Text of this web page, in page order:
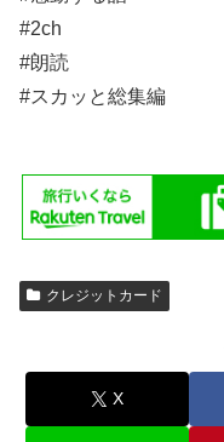
#2ch
#朗読
#スカッと総集編
クレジットカード
X